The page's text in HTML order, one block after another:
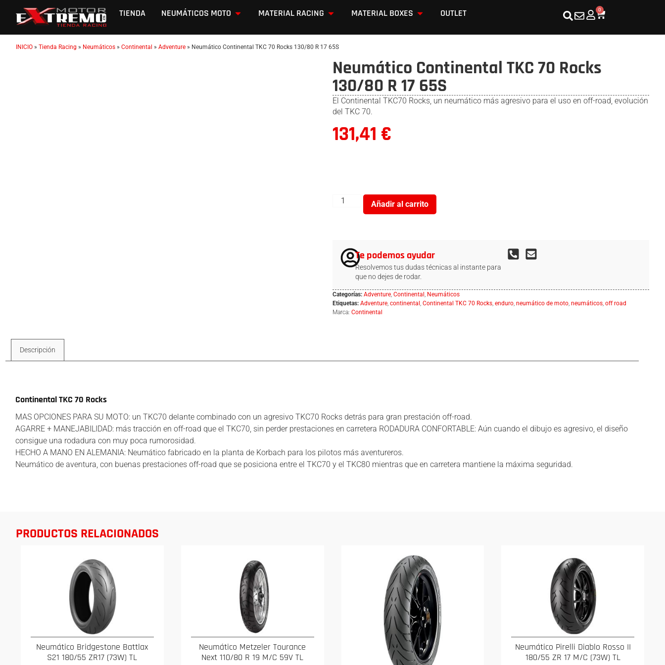
TIENDA NEUMÁTICOS MOTO MATERIAL RACING MATERIAL BOXES OUTLET 0
INICIO » Tienda Racing » Neumáticos » Continental » Adventure » Neumático Continental TKC 70 Rocks 130/80 R 17 65S
Neumático Continental TKC 70 Rocks
130/80 R 17 65S
El Continental TKC70 Rocks, un neumático más agresivo para el uso en off-road, evolución
del TKC 70.
131,41 €
Añadir al carrito
Te podemos ayudar
Resolvemos tus dudas técnicas al instante para
que no dejes de rodar.
Categorías: Adventure, Continental , Neumáticos
Etiquetas: Adventure, continental , Continental TKC 70 Rocks, enduro, neumático de moto, neumáticos, off road
Marca: Continental
Descripción
Continental TKC 70 Rocks
MAS OPCIONES PARA SU MOTO: un TKC70 delante combinado con un agresivo TKC70 Rocks detrás para gran prestación off-road.
AGARRE + MANEJABILIDAD: más tracción en off-road que el TKC70, sin perder prestaciones en carretera RODADURA CONFORTABLE: Aún cuando el dibujo es agresivo, el diseño
consigue una rodadura con muy poca rumorosidad.
HECHO A MANO EN ALEMANIA: Neumático fabricado en la planta de Korbach para los pilotos más aventureros.
Neumático de aventura, con buenas prestaciones off-road que se posiciona entre el TKC70 y el TKC80 mientras que en carretera mantiene la máxima seguridad.
PRODUCTOS RELACIONADOS
Neumático Bridgestone Battlax
S21 180/55 ZR17 (73W) TL
Neumático Metzeler Tourance
Next 110/80 R 19 M/C 59V TL
Neumático Pirelli Diablo Rosso II
180/55 ZR 17 M/C (73W) TL